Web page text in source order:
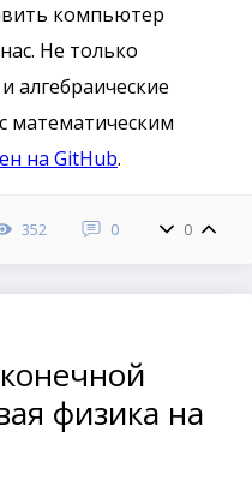
компьютер
Не только
алгебраические
математическим
на GitHub.
352 0 0
физика на